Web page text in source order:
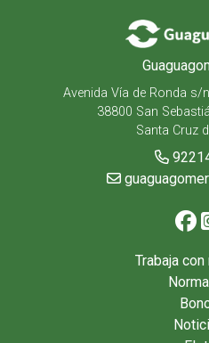
Avenida Vía de Ronda s/
38800 San
Santa Cruz
Trabaja